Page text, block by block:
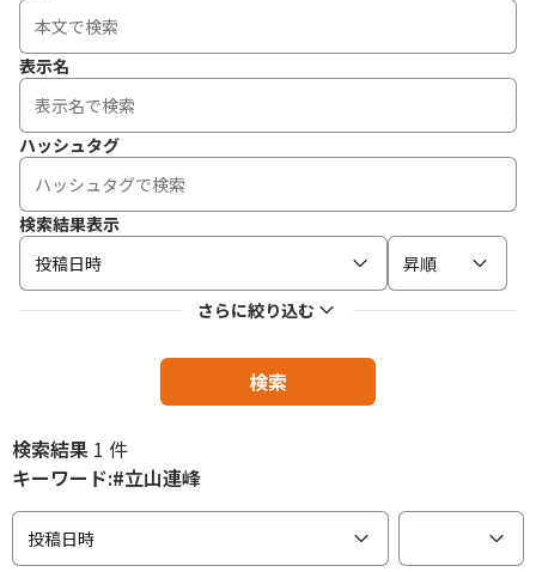
表示名
ハッシュタグ
検索結果表示
投稿日時
昇順
さらに絞り込む
検索
検索結果 1 件
キーワード:#立山連峰
投稿日時